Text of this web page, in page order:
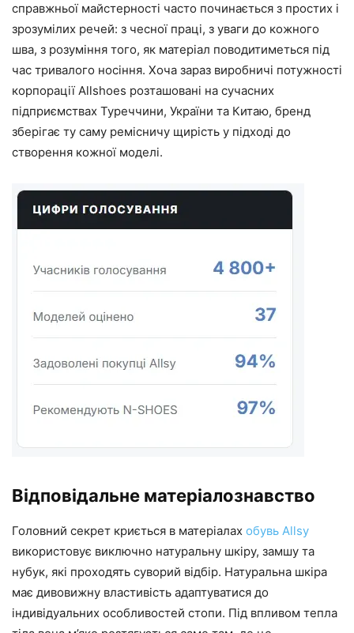
справжньої майстерності часто починається з простих і
зрозумілих речей: з чесної праці, з уваги до кожного
шва, з розуміння того, як матеріал поводитиметься під
час тривалого носіння. Хоча зараз виробничі потужності
корпорації Allshoes розташовані на сучасних
підприємствах Туреччини, України та Китаю, бренд
зберігає ту саму ремісничу щирість у підході до
створення кожної моделі.
Відповідальне матеріалознавство
Головний секрет криється в матеріалах обувь Allsy
використовує виключно натуральну шкіру, замшу та
нубук, які проходять суворий відбір. Натуральна шкіра
має дивовижну властивість адаптуватися до
індивідуальних особливостей стопи. Під впливом тепла